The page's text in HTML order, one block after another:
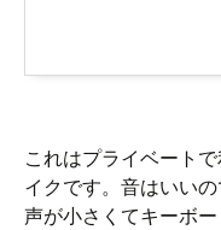
これはプライベート
イクです。音はいい
声が小さくてキーボ